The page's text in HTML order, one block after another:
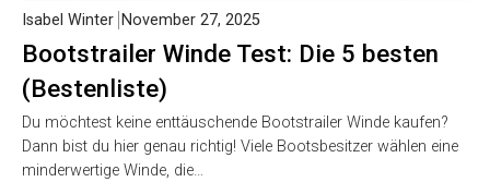
Bootstrailer Winde Test: Die 5 besten
(Bestenliste)
Isabel Winter November 27, 2025
Du möchtest keine enttäuschende Bootstrailer Winde kaufen?
Dann bist du hier genau richtig! Viele Bootsbesitzer wählen eine
minderwertige Winde, die…